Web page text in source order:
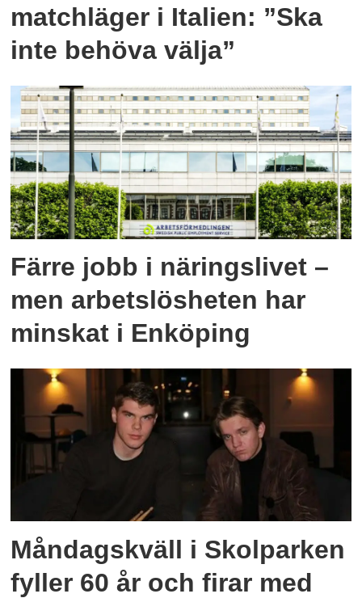
matchläger i Italien: ”Ska
inte behöva välja”
Färre jobb i näringslivet –
men arbetslösheten har
minskat i Enköping
Måndagskväll i Skolparken
fyller 60 år och firar med